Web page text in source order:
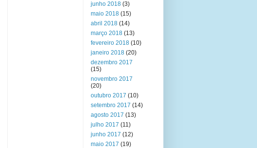
junho 2018 (3)
maio 2018 (15)
abril 2018 (14)
março 2018 (13)
fevereiro 2018 (10)
janeiro 2018 (20)
dezembro 2017
(15)
novembro 2017
(20)
outubro 2017 (10)
setembro 2017 (14)
agosto 2017 (13)
julho 2017 (11)
junho 2017 (12)
maio 2017 (19)